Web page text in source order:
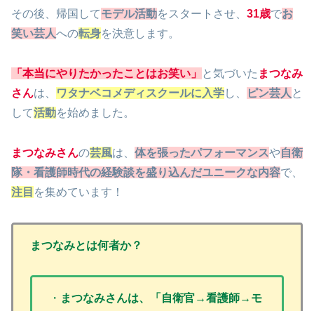
その後、帰国してモデル活動をスタートさせ、 31歳でお
笑い芸人への転身を決意します。
「本当にやりたかったことはお笑い」 と気づいた まつなみ
さんは、 ワタナベコメディスクールに入学し、 ピン芸人 と
して活動を始めました。
まつなみさんの芸風は、 体を張ったパフォーマンスや自衛
隊・看護師時代の経験談を盛り込んだユニークな内容で、
注目 を集めています！
まつなみとは何者か？
・ まつなみさんは、「自衛官→看護師→モ